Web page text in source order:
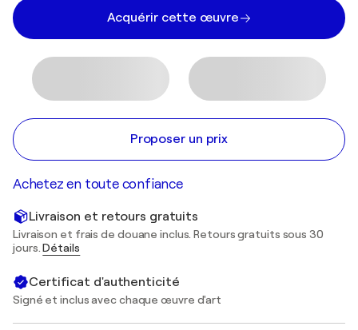
Acquérir cette œuvre
Proposer un prix
Achetez en toute confiance
Livraison et retours gratuits
Livraison et frais de douane inclus. Retours gratuits sous 30
jours.Détails
Certificat d'authenticité
Signé et inclus avec chaque œuvre d'art